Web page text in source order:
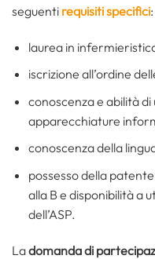
seguenti requisiti specifici:
laurea in
iscrizione all’ordine
conoscenza e abilità di
apparecchiature
conoscenza della
possesso della
alla B e disponibilità a
dell’ASP.
Ladomanda di